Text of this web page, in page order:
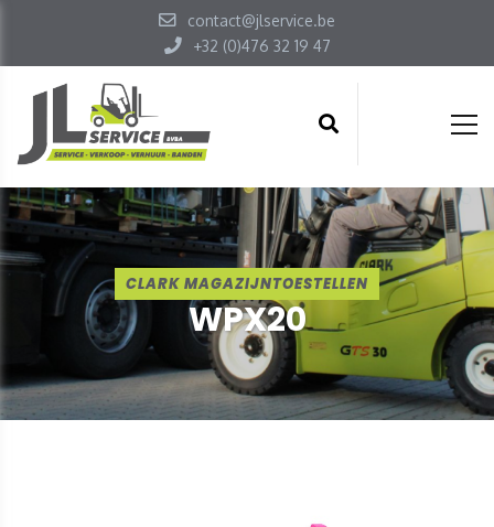
contact@jlservice.be
+32 (0)476 32 19 47
CLARK MAGAZIJNTOESTELLEN
WPX20